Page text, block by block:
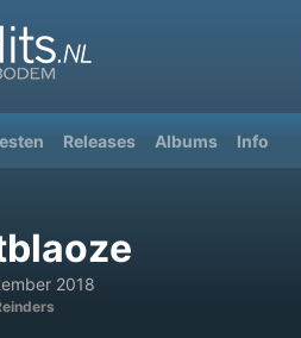
Releases Albums Info
2018